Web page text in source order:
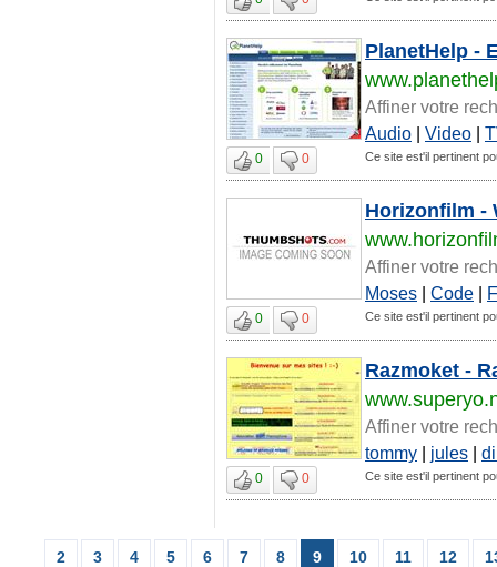
PlanetHelp -
Affiner votre
Audio | Video |
0 0 Ce site est'il pertinent
Horizonfilm -
Affiner votre
Moses | Code |
0 0 Ce site est'il pertinent
Razmoket -
Affiner votre
tommy | jules |
0 0 Ce site est'il pertinent
12
11
10
9
8
7
6
5
4
3
2